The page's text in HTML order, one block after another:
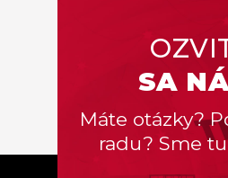
SA
Máte otázky?
radu? Sme